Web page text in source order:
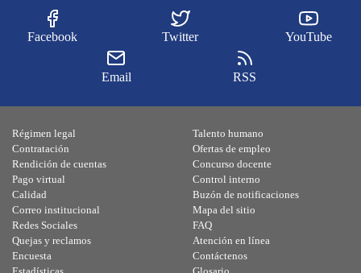
Facebook Twitter YouTube
Email RSS
Régimen legal
Contratación
Rendición de cuentas
Pago virtual
Calidad
Talento humano
Ofertas de empleo
Concurso docente
Control interno
Buzón de notificaciones
Correo institucional
Redes Sociales
Quejas y reclamos
Encuesta
Mapa del sitio
FAQ
Atención en línea
Contáctenos